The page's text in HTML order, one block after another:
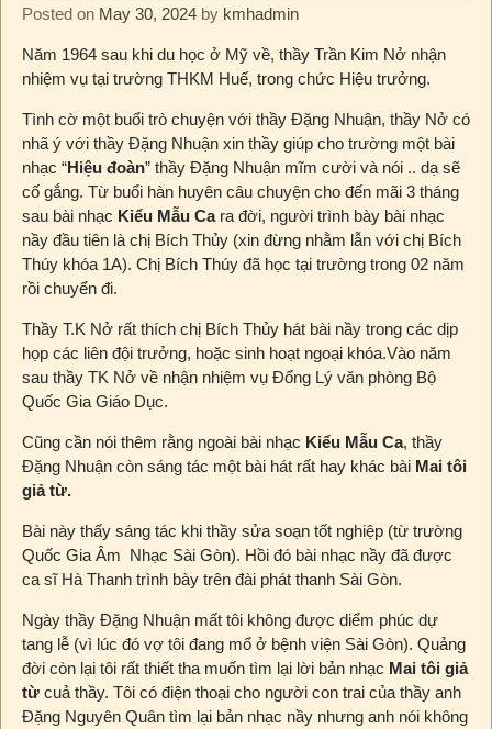
Posted on May 30, 2024 by kmhadmin
Năm 1964 sau khi du học ở Mỹ về, thầy Trần Kim Nở nhận
nhiệm vụ tại trường THKM Huế, trong chức Hiệu trưởng.
Tình cờ một buổi trò chuyện với thầy Đặng Nhuận, thầy Nở có
nhã ý với thầy Đặng Nhuận xin thầy giúp cho trường một bài
nhạc “Hiệu đoàn” thầy Đặng Nhuận mĩm cười và nói .. dạ sẽ
cố gắng. Từ buổi hàn huyên câu chuyện cho đến mãi 3 tháng
sau bài nhạc Kiểu Mẫu Cara đời, người trình bày bài nhạc
nầy đầu tiên là chị Bích Thủy (xin đừng nhằm lẫn với chị Bích
Thúy khóa 1A). Chị Bích Thúy đã học tại trường trong 02 năm
rồi chuyển đi.
Thầy T.K Nở rất thích chị Bích Thủy hát bài nầy trong các dịp
họp các liên đội trưởng, hoặc sinh hoạt ngoại khóa.Vào năm
sau thầy TK Nở về nhận nhiệm vụ Đổng Lý văn phòng Bộ
Quốc Gia Giáo Dục.
Cũng cần nói thêm rằng ngoài bài nhạc Kiểu Mẫu Ca, thầy
Đặng Nhuận còn sáng tác một bài hát rất hay khác bài Mai tôi
giả từ.
Bài này thấy sáng tác khi thầy sửa soạn tốt nghiệp (từ trường
Quốc Gia Âm Nhạc Sài Gòn). Hồi đó bài nhạc nầy đã được
ca sĩ Hà Thanh trình bày trên đài phát thanh Sài Gòn.
Ngày thầy Đặng Nhuận mất tôi không được diểm phúc dự
tang lễ (vì lúc đó vợ tôi đang mổ ở bệnh viện Sài Gòn). Quảng
đời còn lại tôi rất thiết tha muốn tìm lại lời bản nhạc Mai tôi giả
từcuả thầy. Tôi có điện thoại cho người con trai của thầy anh
Đặng Nguyên Quân tìm lại bản nhạc nầy nhưng anh nói không